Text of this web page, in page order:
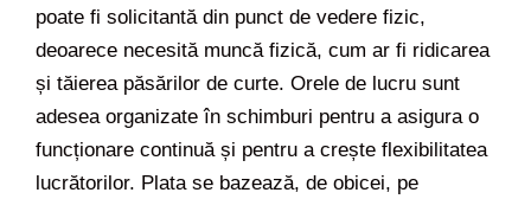
poate fi solicitantă din punct de vedere fizic,
deoarece necesită muncă fizică, cum ar fi ridicarea
și tăierea păsărilor de curte. Orele de lucru sunt
adesea organizate în schimburi pentru a asigura o
funcționare continuă și pentru a crește flexibilitatea
lucrătorilor. Plata se bazează, de obicei, pe